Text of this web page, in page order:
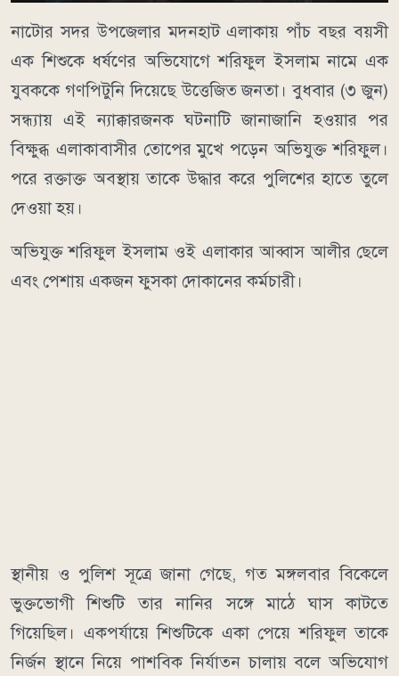
নাটোর সদর উপজেলার মদনহাট এলাকায় পাঁচ বছর বয়সী
এক শিশুকে ধর্ষণের অভিযোগে শরিফুল ইসলাম নামে এক
যুবককে গণপিটুনি দিয়েছে উত্তেজিত জনতা। বুধবার (৩ জুন)
সন্ধ্যায় এই ন্যাক্কারজনক ঘটনাটি জানাজানি হওয়ার পর
বিক্ষুব্ধ এলাকাবাসীর তোপের মুখে পড়েন অভিযুক্ত শরিফুল।
পরে রক্তাক্ত অবস্থায় তাকে উদ্ধার করে পুলিশের হাতে তুলে
দেওয়া হয়।
অভিযুক্ত শরিফুল ইসলাম ওই এলাকার আব্বাস আলীর ছেলে
এবং পেশায় একজন ফুসকা দোকানের কর্মচারী।
স্থানীয় ও পুলিশ সূত্রে জানা গেছে, গত মঙ্গলবার বিকেলে
ভুক্তভোগী শিশুটি তার নানির সঙ্গে মাঠে ঘাস কাটতে
গিয়েছিল। একপর্যায়ে শিশুটিকে একা পেয়ে শরিফুল তাকে
নির্জন স্থানে নিয়ে পাশবিক নির্যাতন চালায় বলে অভিযোগ